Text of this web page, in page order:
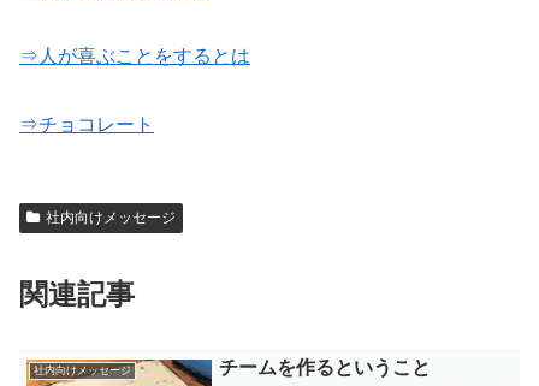
⇒人が喜ぶことをするとは
⇒チョコレート
社内向けメッセージ
関連記事
社内向けメッセージ チームを作るということ